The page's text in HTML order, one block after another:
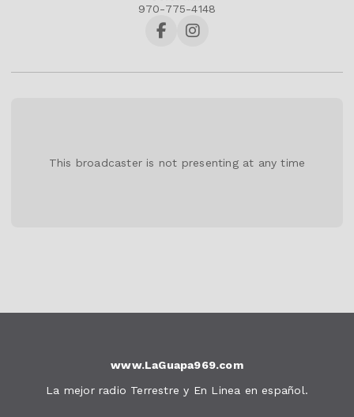
970-775-4148
This broadcaster is not presenting at any time
www.LaGuapa969.com
La mejor radio Terrestre y En Linea en español.